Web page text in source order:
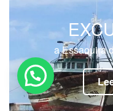
a Essaouira